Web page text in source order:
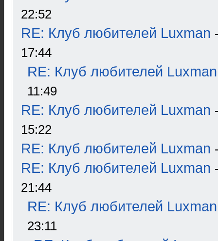
22:52
RE: Клуб любителей Luxman
17:44
RE: Клуб любителей Luxman
11:49
RE: Клуб любителей Luxman
15:22
RE: Клуб любителей Luxman
RE: Клуб любителей Luxman
21:44
RE: Клуб любителей Luxman
23:11